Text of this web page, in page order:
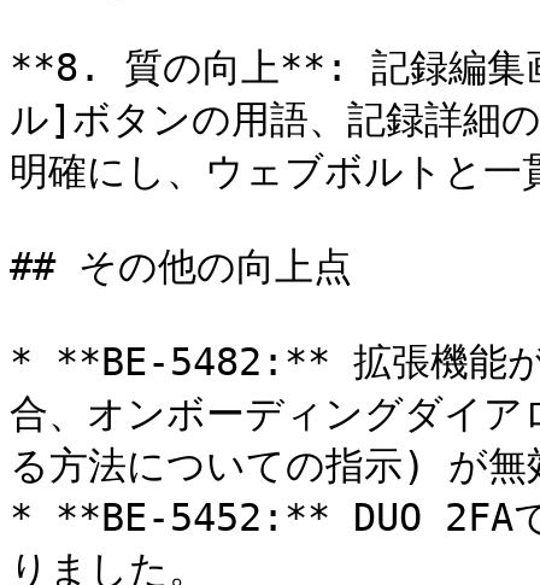
**8. 質の向上**: 記録編集
ル]ボタンの用語、記録詳
明確にし、ウェブボルトと
## その他の向上点
* **BE-5482:** 拡張機能が
合、オンボーディングダイ
る方法についての指示) が無
* **BE-5452:** DUO 2FAで
りました。